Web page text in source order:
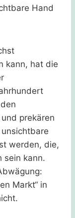
Hand
kann, hat die
prekären
werden, die,
sein kann.
Markt“ in